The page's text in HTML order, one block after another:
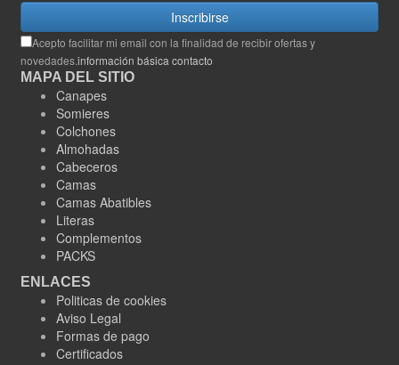
Inscribirse
Acepto facilitar mi email con la finalidad de recibir ofertas y
novedades.información básica contacto
MAPA DEL SITIO
Canapes
Somieres
Colchones
Almohadas
Cabeceros
Camas
Camas Abatibles
Literas
Complementos
PACKS
ENLACES
Politicas de cookies
Aviso Legal
Formas de pago
Certificados